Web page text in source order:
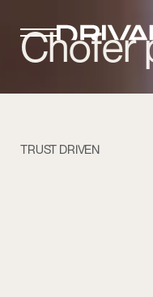
Chofer
TRUST DRIVEN